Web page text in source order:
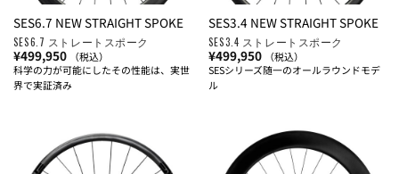
SES6.7 NEW STRAIGHT SPOKE
SES6.7 ストレートスポーク
¥499,950
（税込）
科学の力が可能にしたその性能は、実世
界で実証済み
SES3.4 NEW STRAIGHT SPOKE
SES3.4 ストレートスポーク
¥499,950
（税込）
SESシリーズ随一のオールラウンドモデ
ル